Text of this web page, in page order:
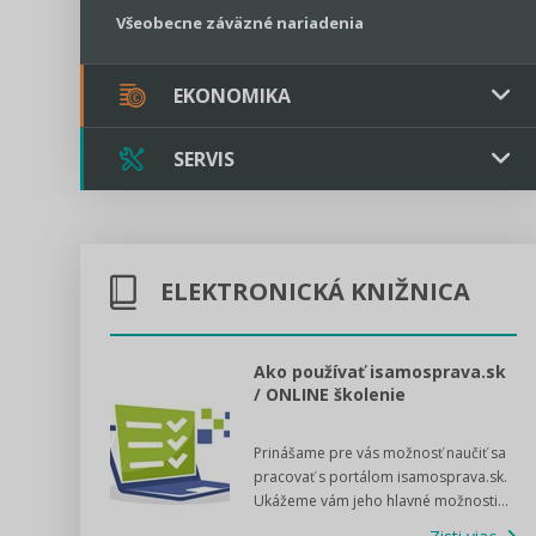
Všeobecne záväzné nariadenia
EKONOMIKA
Verejné obstarávanie
Majetok
Rozpočet
Sociálne podniky
Štátna pomoc
SERVIS
Kontakt
Tlačová agentúra
VIDEO produkcia
ELEKTRONICKÁ KNIŽNICA
Ako používať isamosprava.sk
/ ONLINE školenie
Prinášame pre vás možnosť naučiť sa
pracovať s portálom isamosprava.sk.
Ukážeme vám jeho hlavné možnosti...